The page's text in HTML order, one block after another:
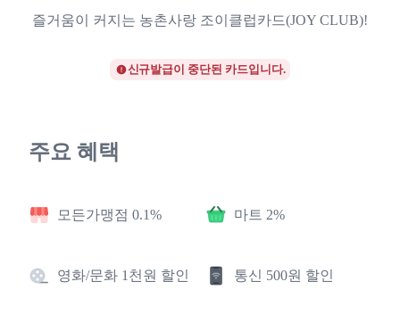
즐거움이 커지는 농촌사랑 조이클럽카드(JOY CLUB)!
신규발급이 중단된 카드입니다.
주요 혜택
모든가맹점 0.1% 마트 2%
영화/문화 1천원 할인 통신 500원 할인